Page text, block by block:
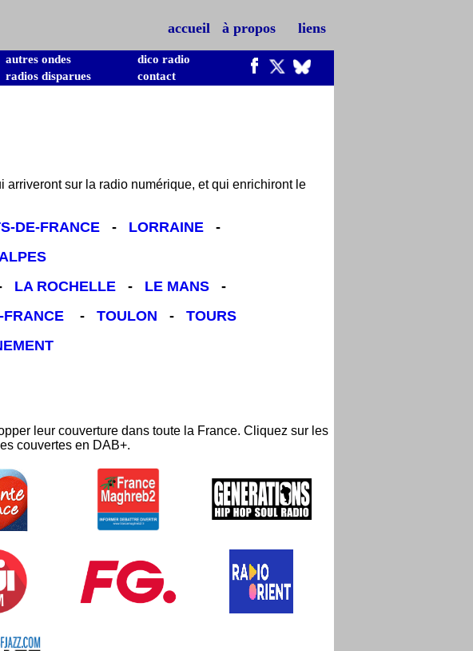
accueil à propos liens
autres ondes
dico radio
radios disparues contact
sur la radio numérique, et qui enrichiront le
DE-FRANCE- LORRAINE-
LA ROCHELLE- LE MANS-
FRANCE- TOULON - TOURS
leur couverture dans toute la France. Cliquez sur les
couvertes en DAB+.